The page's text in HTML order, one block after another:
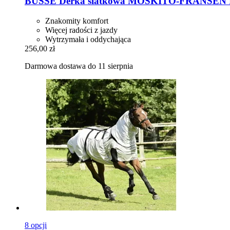
Znakomity komfort
Więcej radości z jazdy
Wytrzymała i oddychająca
256,00 zł
Darmowa dostawa do 11 sierpnia
8 opcji